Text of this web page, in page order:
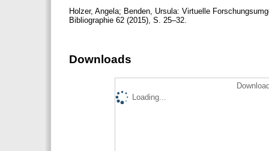
Holzer, Angela; Benden, Ursula: Virtuelle
Bibliographie 62 (2015), S. 25–32.
Downloads
Loading...